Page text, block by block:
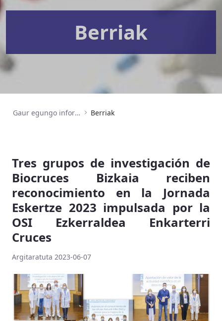
Berriak
Gaur egungo informazioa Berriak
Tres grupos de investigación de
Biocruces Bizkaia reciben
reconocimiento en la Jornada
Eskertze 2023 impulsada por la
OSI Ezkerraldea Enkarterri
Cruces
Argitaratuta 2023-06-07